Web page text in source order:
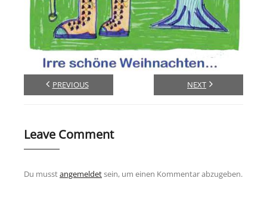
PREVIOUS NEXT
Leave Comment
Du musstangemeldetsein, um einen Kommentar abzugeben.